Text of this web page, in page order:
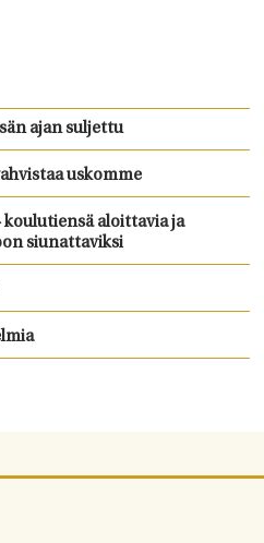
ajan suljettu
uskomme
aloittavia ja
siunattaviksi